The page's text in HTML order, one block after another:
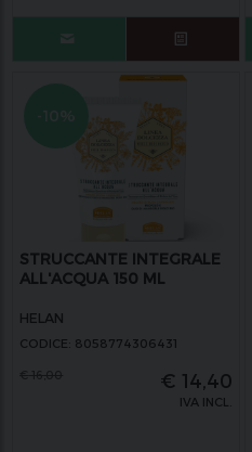
STRUCCANTE INTEGRALE
ALL'ACQUA 150 ML
HELAN
CODICE: 8058774306431
€ 14,40
IVA INCL.